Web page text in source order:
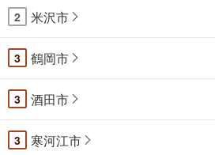
2 米沢市
3 鶴岡市
3 酒田市
3 寒河江市